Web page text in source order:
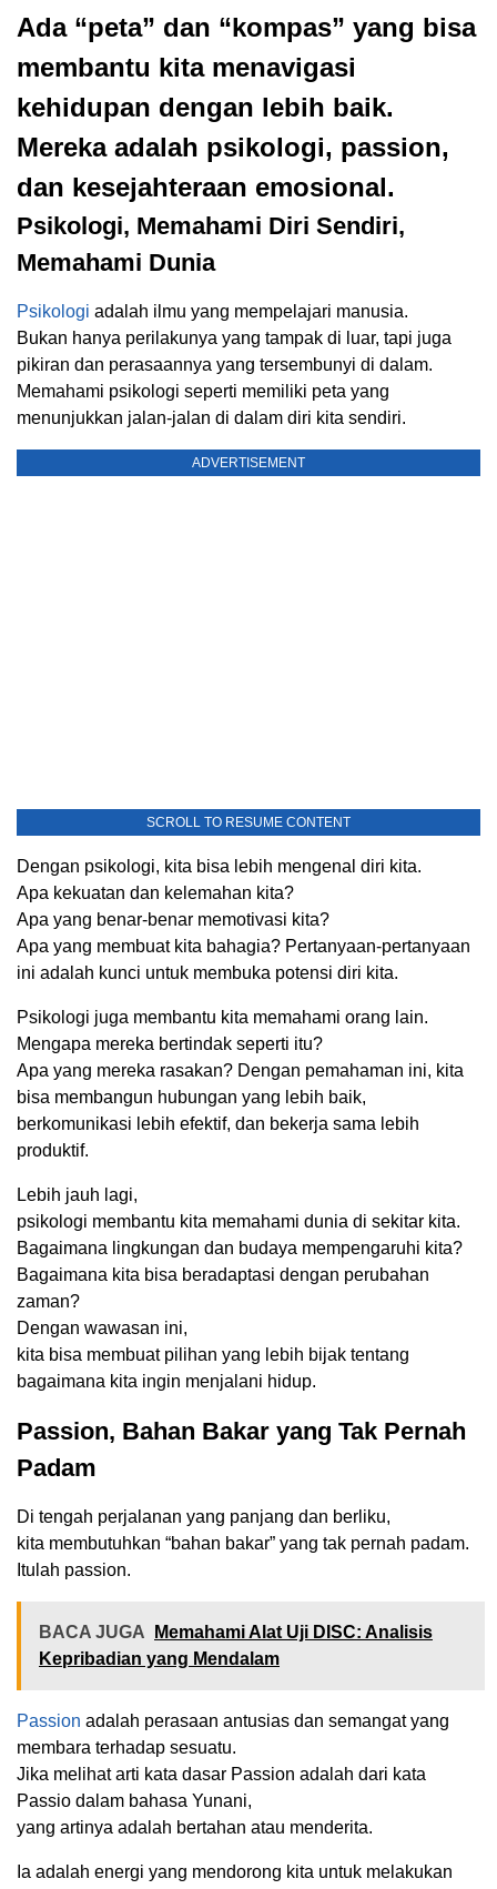
Ada “peta” dan “kompas” yang bisa
membantu kita menavigasi
kehidupan dengan lebih baik.
Mereka adalah psikologi, passion,
dan kesejahteraan emosional.
Psikologi, Memahami Diri Sendiri,
Memahami Dunia
Psikologi adalah ilmu yang mempelajari manusia.
Bukan hanya perilakunya yang tampak di luar, tapi juga
pikiran dan perasaannya yang tersembunyi di dalam.
Memahami psikologi seperti memiliki peta yang
menunjukkan jalan-jalan di dalam diri kita sendiri.
ADVERTISEMENT
SCROLL TO RESUME CONTENT
Dengan psikologi, kita bisa lebih mengenal diri kita.
Apa kekuatan dan kelemahan kita?
Apa yang benar-benar memotivasi kita?
Apa yang membuat kita bahagia? Pertanyaan-pertanyaan
ini adalah kunci untuk membuka potensi diri kita.
Psikologi juga membantu kita memahami orang lain.
Mengapa mereka bertindak seperti itu?
Apa yang mereka rasakan? Dengan pemahaman ini, kita
bisa membangun hubungan yang lebih baik,
berkomunikasi lebih efektif, dan bekerja sama lebih
produktif.
Lebih jauh lagi,
psikologi membantu kita memahami dunia di sekitar kita.
Bagaimana lingkungan dan budaya mempengaruhi kita?
Bagaimana kita bisa beradaptasi dengan perubahan
zaman?
Dengan wawasan ini,
kita bisa membuat pilihan yang lebih bijak tentang
bagaimana kita ingin menjalani hidup.
Passion, Bahan Bakar yang Tak Pernah
Padam
Di tengah perjalanan yang panjang dan berliku,
kita membutuhkan “bahan bakar” yang tak pernah padam.
Itulah passion.
BACA JUGA
Memahami Alat Uji DISC: Analisis
Kepribadian yang Mendalam
Passion adalah perasaan antusias dan semangat yang
membara terhadap sesuatu.
Jika melihat arti kata dasar Passion adalah dari kata
Passio dalam bahasa Yunani,
yang artinya adalah bertahan atau menderita.
Ia adalah energi yang mendorong kita untuk melakukan